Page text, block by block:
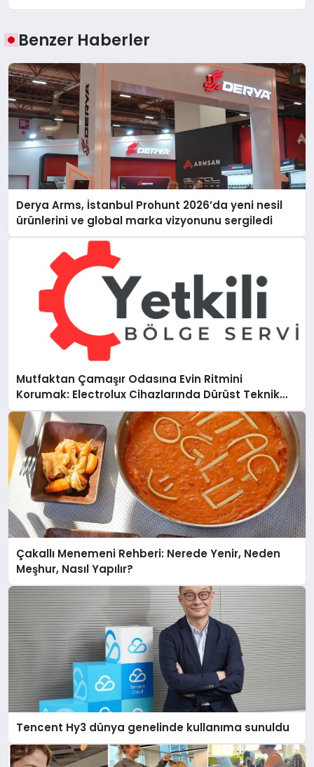
Benzer Haberler
Derya Arms, İstanbul Prohunt 2026’da yeni nesil
ürünlerini ve global marka vizyonunu sergiledi
Mutfaktan Çamaşır Odasına Evin Ritmini
Korumak: Electrolux Cihazlarında Dürüst Teknik
Destek Deneyimi
Çakallı Menemeni Rehberi: Nerede Yenir, Neden
Meşhur, Nasıl Yapılır?
Tencent Hy3 dünya genelinde kullanıma sunuldu